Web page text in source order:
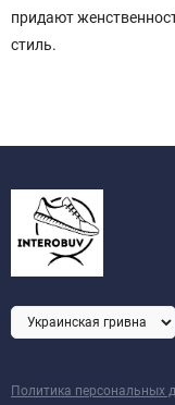
придают
стиль.
Политика персональных